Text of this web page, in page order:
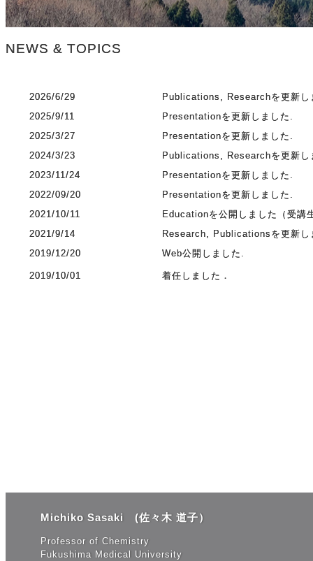
NEWS & TOPICS
2026/6/29
Publications, Researchを更新し
2025/9/11
Presentationを更新しました.
2025/3/27
Presentationを更新しました.
2024/3/23
Publications, Researchを更新し
2023/11/24
Presentationを更新しました.
2022/09/20
Presentationを更新しました.
2021/10/11
Educationを公開しました（受講
2021/9/14
Research, Publicationsを更新し
2019/12/20
Web公開しました.
2019/10/01 着任しました．
Michiko Sasaki (佐々木 道子）
Professor of Chemistry
Fukushima Medical University